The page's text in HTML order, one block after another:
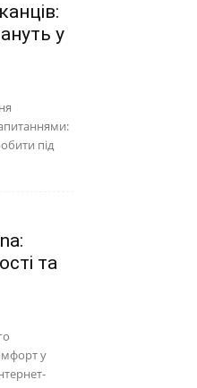
у
під
та
у